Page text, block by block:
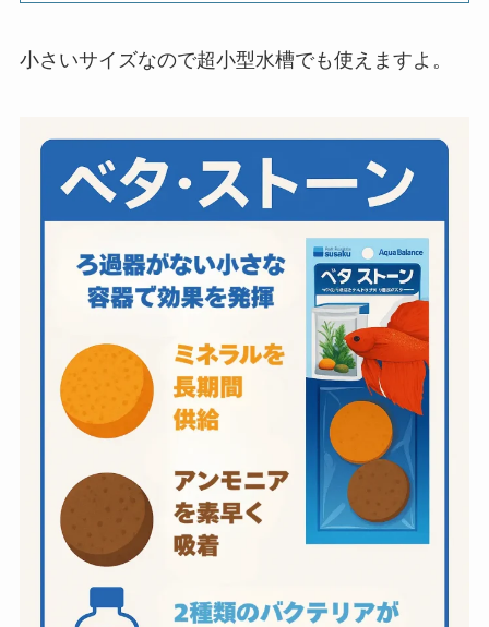
小さいサイズなので超小型水槽でも使えますよ。